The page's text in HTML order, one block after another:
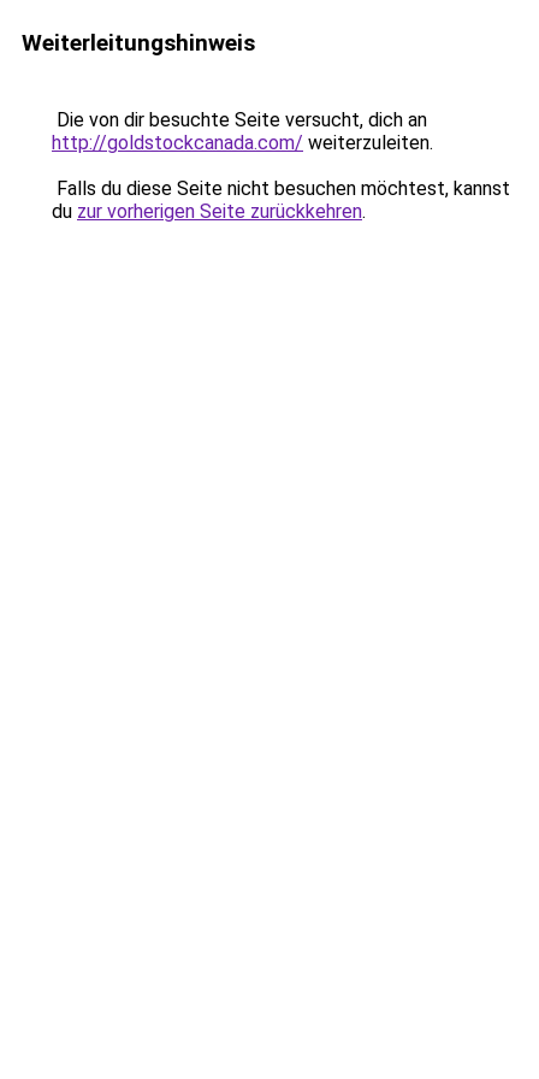
Weiterleitungshinweis
Die von dir besuchte Seite versucht, dich an
http://goldstockcanada.com/ weiterzuleiten.
Falls du diese Seite nicht besuchen möchtest, kannst
du zur vorherigen Seite zurückkehren.